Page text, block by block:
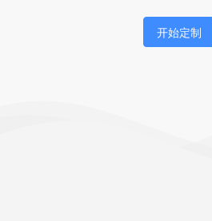
开始定制